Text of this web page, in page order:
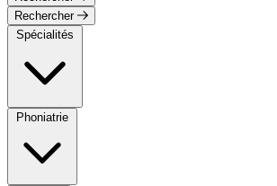
Rechercher
Spécialités
Phoniatrie